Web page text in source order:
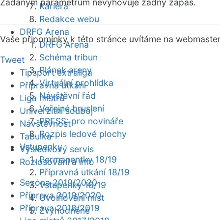
Kariéra
Redakce webu
DRFG Arena
DRFG Arena
Schéma tribun
Plánek areny
Virtuální prohlídka
Návštěvní řád
Veřejné bruslení
PRESS: pro novináře
Rozpis ledové plochy
Vstupenky
Permanentky 18/19
Přípravná utkání 18/19
Vstupenky 18/19
Uvolňování míst
Zvýhodněné
Zadaným parametrům nevyhovuje žádný zápas.
Vaše připomínky k této stránce uvítáme na webmaster
Tweet
Tipsport extraliga
Přípravná utkání
Liga mistrů
Univerzitní souboj
Návštěvnost
Tabulka
Výsledkový servis
Rozlosování a info
Sezóna 2019/2020
Příprava 2019/2020
Příprava 2018/2019